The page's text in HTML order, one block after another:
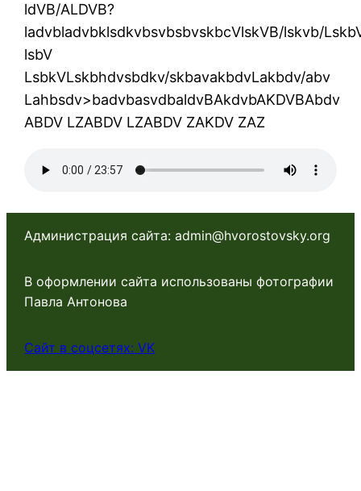
ldVB/ALDVB?
ladvbladvbklsdkvbsvbsbvskbcVlskVB/lskvb/
lsbV
LsbkVLskbhdvsbdkv/skbavakbdvLakbdv/abv
Lahbsdv>badvbasvdbaldvBAkdvbAKDVBAbdv
ABDV LZABDV LZABDV ZAKDV ZAZ
Администрация сайта: admin@hvorostovsky.org
В оформлении сайта использованы фотографии
Павла Антонова
Сайт в соцсетях: VK